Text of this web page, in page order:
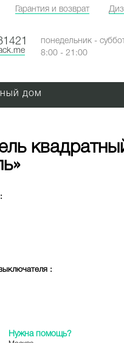
Гарантия и возврат
понедельник -
8:00 - 21:00
дом
:
:
Нужна помощь?